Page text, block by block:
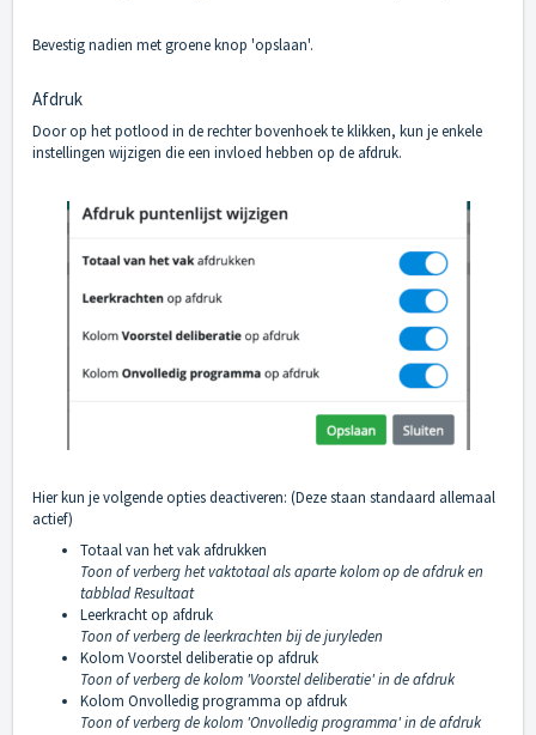
Bevestig nadien met groene knop 'opslaan'.
Afdruk
Door op het potlood in de rechter bovenhoek te klikken, kun je enkele
instellingen wijzigen die een invloed hebben op de afdruk.
Hier kun je volgende opties deactiveren: (Deze staan standaard allemaal
actief)
Totaal van het vak afdrukken
Toon of verberg het vaktotaal als aparte kolom op de afdruk en
tabblad Resultaat
Leerkracht op afdruk
Toon of verberg de leerkrachten bij de juryleden
Kolom Voorstel deliberatie op afdruk
Toon of verberg de kolom 'Voorstel deliberatie' in de afdruk
Kolom Onvolledig programma op afdruk
Toon of verberg de kolom 'Onvolledig programma' in de afdruk